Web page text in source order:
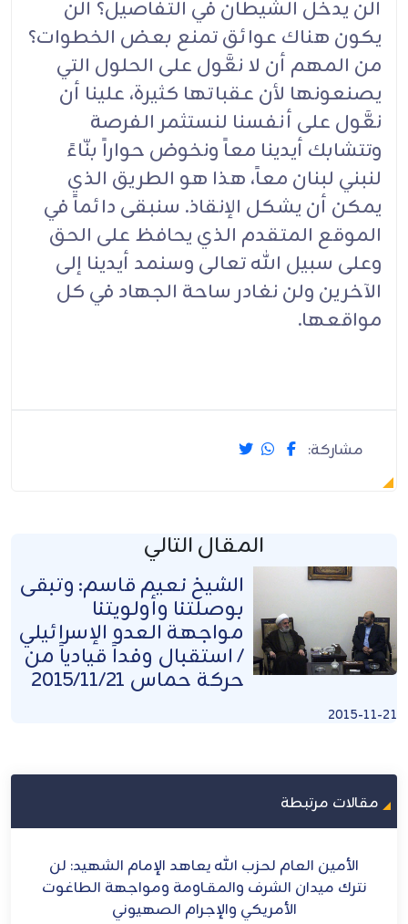
ألن يدخل الشيطان في التفاصيل؟ ألن
يكون هناك عوائق تمنع بعض الخطوات؟
من المهم أن لا نعَّول على الحلول التي
يصنعونها لأن عقباتها كثيرة، علينا أن
نعَّول على أنفسنا لنستثمر الفرصة
وتتشابك أيدينا معاً ونخوض حواراً بنّاءً
لنبني لبنان معاً، هذا هو الطريق الذي
يمكن أن يشكل الإنقاذ. سنبقى دائماً في
الموقع المتقدم الذي يحافظ على الحق
وعلى سبيل الله تعالى وسنمد أيدينا إلى
الآخرين ولن نغادر ساحة الجهاد في كل
مواقعها.
مشاركة:
المقال التالي
الشيخ نعيم قاسم: وتبقى
بوصلتنا وأولويتنا
مواجهة العدو الإسرائيلي
/ استقبال وفداً قيادياً من
حركة حماس 2015/11/21
2015-11-21
مقالات مرتبطة
الأمين العام لحزب الله يعاهد الإمام الشهيد: لن
نترك ميدان الشرف والمقـاومة ومواجهة الطاغوت
الأمريكي والإجرام الصهيوني